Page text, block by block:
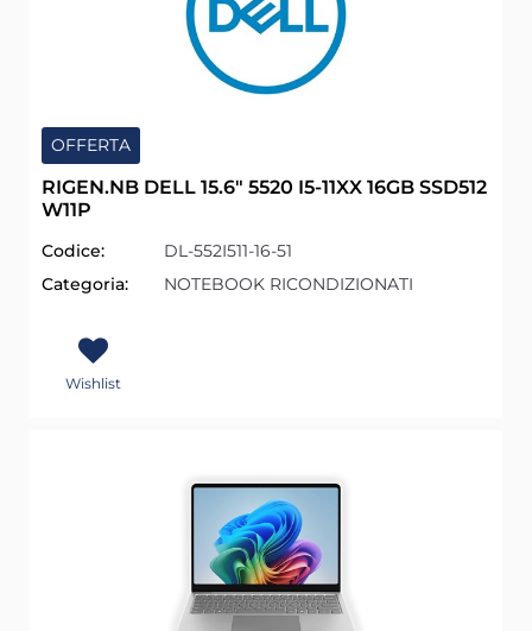
OFFERTA
RIGEN.NB DELL 15.6" 5520 I5-11XX 16GB SSD512
W11P
Codice:
DL-552I511-16-51
Categoria:
NOTEBOOK RICONDIZIONATI
Wishlist